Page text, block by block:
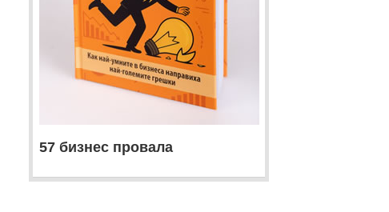
57 бизнес провала